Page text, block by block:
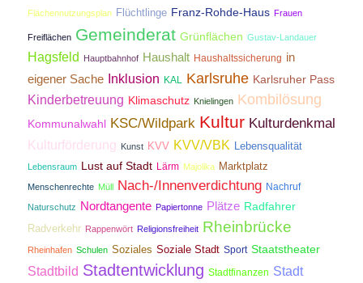
Flächennutzungsplan Flüchtlinge Franz-Rohde-Haus Frauen
Freiflächen Gemeinderat Grünflächen Gustav-Landauer
Hagsfeld Hauptbahnhof Haushalt Haushaltssicherung in
eigener Sache Inklusion KAL Karlsruhe Karlsruher Pass
Kinderbetreuung Klimaschutz Knielingen Kombilösung
Kommunalwahl KSC/Wildpark Kultur Kulturdenkmal
Kulturförderung Kunst KVV KVV/VBK Lebensqualität
Lebensraum Lust auf Stadt Lärm Majolika Marktplatz
Menschenrechte Müll Nach-/Innenverdichtung Nachruf
Naturschutz Nordtangente Papiertonne Plätze Radfahrer
Radverkehr Rappenwört Religionsfreiheit Rheinbrücke
Rheinhafen Schulen Soziales Soziale Stadt Sport Staatstheater
Stadtbild Stadtentwicklung Stadtfinanzen Stadt